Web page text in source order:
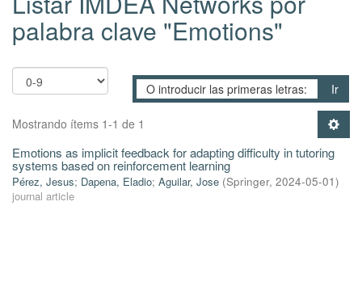
palabra clave "Emotions"
Ir
Mostrando ítems 1-1 de 1
Emotions as implicit feedback for adapting difficulty in tutoring
systems based on reinforcement learning
Pérez, Jesus; Dapena, Eladio; Aguilar, Jose (Springer, 2024-05-01)
journal article